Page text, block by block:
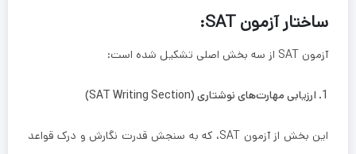
ساختار آزمون SAT:
آزمون SAT از سه بخش اصلی تشکیل شده است:
1. ارزیابی مهارت‌های نوشتاری (SAT Writing Section)
این بخش از آزمون SAT، که به سنجش قدرت نگارش و درک قواعد